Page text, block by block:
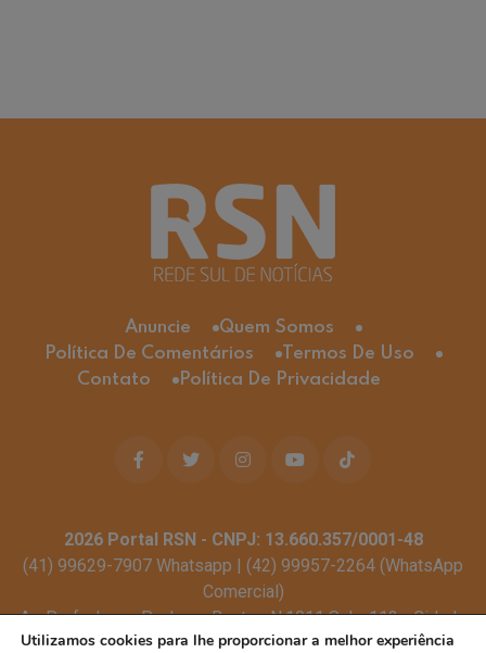
Anuncie
Quem Somos
Política De Comentários
Termos De Uso
Contato
Política De Privacidade
2026Portal RSN - CNPJ: 13.660.357/0001-48
(41) 99629-7907 Whatsapp | (42) 99957-2264 (WhatsApp
Comercial)
Av. Profa. Laura Pacheco Bastos N:1011 Sala: 112 - Cidade
dos Lagos, Guarapuava - PR, 85053-525
Utilizamos cookies para lhe proporcionar a melhor experiência